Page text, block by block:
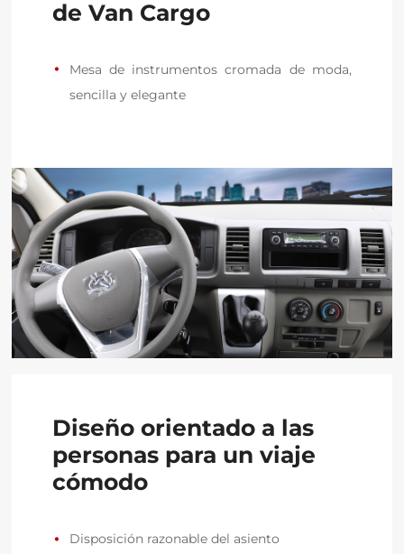
de Van Cargo
Mesa de instrumentos cromada de moda,
sencilla y elegante
Diseño orientado a las
personas para un viaje
cómodo
Disposición razonable del asiento